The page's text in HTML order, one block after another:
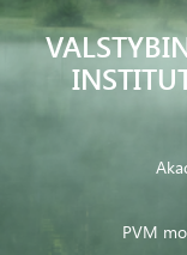
PVM